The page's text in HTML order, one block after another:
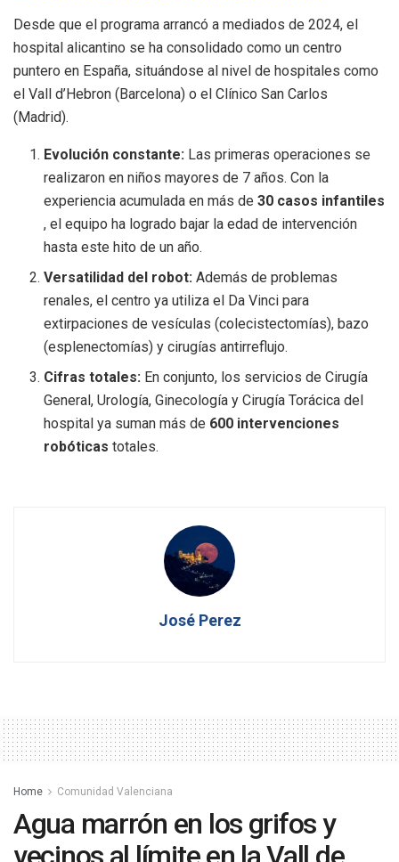
Desde que el programa arrancó a mediados de 2024, el
hospital alicantino se ha consolidado como un centro
puntero en España, situándose al nivel de hospitales como
el Vall d’Hebron (Barcelona) o el Clínico San Carlos
(Madrid).
Evolución constante: Las primeras operaciones se
realizaron en niños mayores de 7 años. Con la
experiencia acumulada en más de30 casos infantiles
, el equipo ha logrado bajar la edad de intervención
hasta este hito de un año.
Versatilidad del robot: Además de problemas
renales, el centro ya utiliza el Da Vinci para
extirpaciones de vesículas (colecistectomías), bazo
(esplenectomías) y cirugías antirreflujo.
Cifras totales: En conjunto, los servicios de Cirugía
General, Urología, Ginecología y Cirugía Torácica del
hospital ya suman más de 600 intervenciones
robóticas totales.
José Perez
Home Comunidad Valenciana
Agua marrón en los grifos y